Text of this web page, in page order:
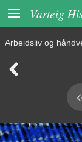
 Varteig
Arbeidsliv og
